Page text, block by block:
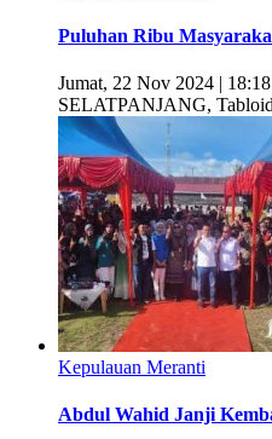
Puluhan Ribu
Jumat, 22 Nov 2024 |
SELATPANJANG,
Kepulauan Meranti
Abdul Wahid Janji